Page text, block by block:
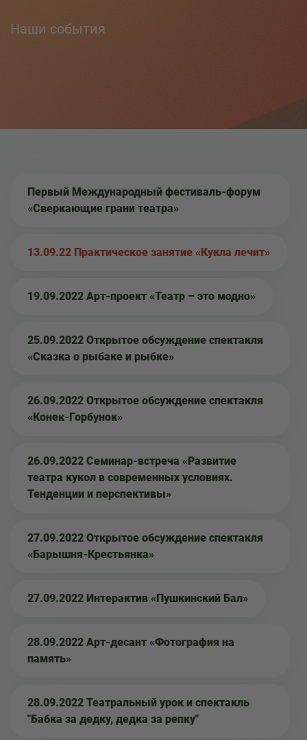
Наши события
Первый Международный фестиваль-форум
«Сверкающие грани театра»
13.09.22 Практическое занятие «Кукла лечит»
19.09.2022 Арт-проект «Театр – это модно»
25.09.2022 Открытое обсуждение спектакля
«Сказка о рыбаке и рыбке»
26.09.2022 Открытое обсуждение спектакля
«Конек-Горбунок»
26.09.2022 Семинар-встреча «Развитие
театра кукол в современных условиях.
Тенденции и перспективы»
27.09.2022 Открытое обсуждение спектакля
«Барышня-Крестьянка»
27.09.2022 Интерактив «Пушкинский Бал»
28.09.2022 Арт-десант «Фотография на
память»
28.09.2022 Театральный урок и спектакль
"Бабка за дедку, дедка за репку"